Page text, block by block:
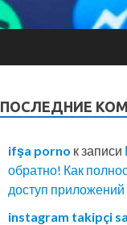
ПОСЛЕДНИЕ
ifşa porno к записи
обратно! Как
доступ приложений
instagram takipçi